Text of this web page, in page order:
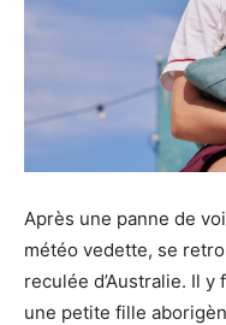
Après une panne de
météo vedette, se
reculée d’Australie. Il
une petite fille